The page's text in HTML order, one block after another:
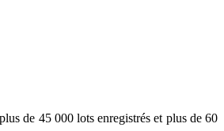
de 45 000 lots enregistrés et plus de 60